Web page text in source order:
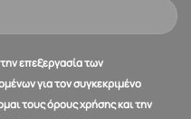
επεξεργασία των
για τον συγκεκριμένο
τους όρους χρήσης και την